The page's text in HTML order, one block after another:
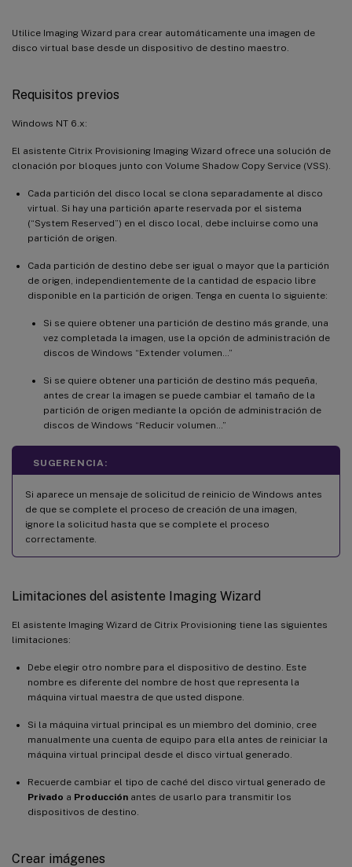
Utilice Imaging Wizard para crear automáticamente una imagen de
disco virtual base desde un dispositivo de destino maestro.
Requisitos previos
Windows NT 6.x:
El asistente Citrix Provisioning Imaging Wizard ofrece una solución de
clonación por bloques junto con Volume Shadow Copy Service (VSS).
Cada partición del disco local se clona separadamente al disco
virtual. Si hay una partición aparte reservada por el sistema
(“System Reserved”) en el disco local, debe incluirse como una
partición de origen.
Cada partición de destino debe ser igual o mayor que la partición
de origen, independientemente de la cantidad de espacio libre
disponible en la partición de origen. Tenga en cuenta lo siguiente:
Si se quiere obtener una partición de destino más grande, una
vez completada la imagen, use la opción de administración de
discos de Windows “Extender volumen…”
Si se quiere obtener una partición de destino más pequeña,
antes de crear la imagen se puede cambiar el tamaño de la
partición de origen mediante la opción de administración de
discos de Windows “Reducir volumen…”
SUGERENCIA:
Si aparece un mensaje de solicitud de reinicio de Windows antes
de que se complete el proceso de creación de una imagen,
ignore la solicitud hasta que se complete el proceso
correctamente.
Limitaciones del asistente Imaging Wizard
El asistente Imaging Wizard de Citrix Provisioning tiene las siguientes
limitaciones:
Debe elegir otro nombre para el dispositivo de destino. Este
nombre es diferente del nombre de host que representa la
máquina virtual maestra de que usted dispone.
Si la máquina virtual principal es un miembro del dominio, cree
manualmente una cuenta de equipo para ella antes de reiniciar la
máquina virtual principal desde el disco virtual generado.
Recuerde cambiar el tipo de caché del disco virtual generado de
Privado a Producción antes de usarlo para transmitir los
dispositivos de destino.
Crear imágenes